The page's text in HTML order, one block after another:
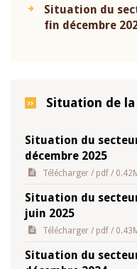
Situation du
fin décembre
Situation de
Situation du
décembre 2025
Télécharger / pdf /
Situation du
juin 2025
Télécharger / pdf /
Situation du